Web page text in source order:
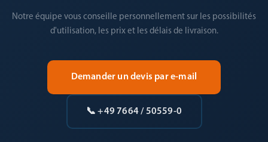
Notre équipe vous conseille personnellement sur les possibilités
d'utilisation, les prix et les délais de livraison.
Demander un devis par e-mail
📞 +49 7664 / 50559-0